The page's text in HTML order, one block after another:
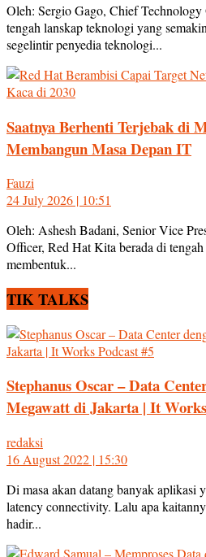
Oleh: Sergio Gago, Chief
tengah lanskap teknologi yang
segelintir penyedia teknologi...
Saatnya Berhenti Terjebak di
Membangun Masa Depan IT
Fauzi
24 July 2026 | 10:51
Oleh: Ashesh Badani, Senior Vice
Officer, Red Hat Kita berada di
membentuk...
TIK TALKS
Stephanus Oscar – Data
Megawatt di Jakarta | It
redaksi
16 August 2022 | 15:30
Di masa akan datang banyak aplikasi
latency connectivity. Lalu apa
hadir...